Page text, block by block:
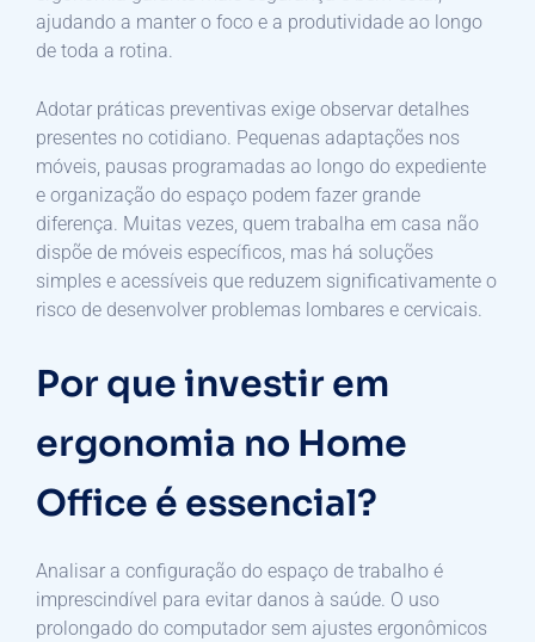
ajudando a manter o foco e a produtividade ao longo
de toda a rotina.
Adotar práticas preventivas exige observar detalhes
presentes no cotidiano. Pequenas adaptações nos
móveis, pausas programadas ao longo do expediente
e organização do espaço podem fazer grande
diferença. Muitas vezes, quem trabalha em casa não
dispõe de móveis específicos, mas há soluções
simples e acessíveis que reduzem significativamente o
risco de desenvolver problemas lombares e cervicais.
Por que investir em
ergonomia no Home
Office é essencial?
Analisar a configuração do espaço de trabalho é
imprescindível para evitar danos à saúde. O uso
prolongado do computador sem ajustes ergonômicos